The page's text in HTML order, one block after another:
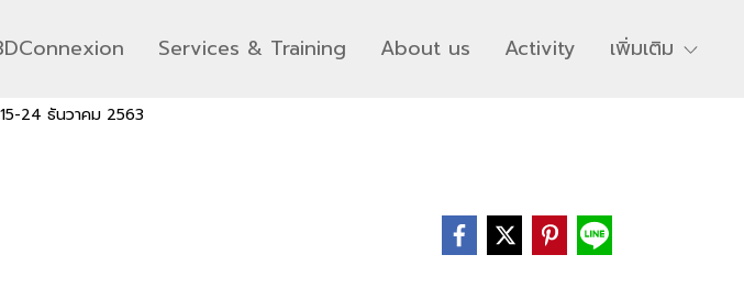
Services & Training About us Activity เพิ่มเติม
24 ธันวาคม 2563